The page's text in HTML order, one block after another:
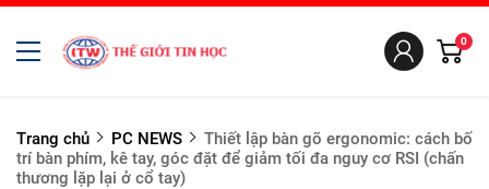
0
Trang chủ PC NEWS
Thiết lập bàn gõ ergonomic: cách bố
trí bàn phím, kê tay, góc đặt để giảm tối đa nguy cơ RSI (chấn
thương lặp lại ở cổ tay)